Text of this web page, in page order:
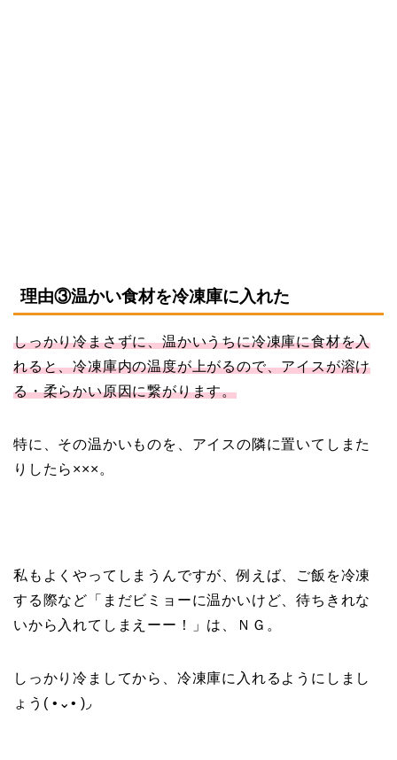
理由③温かい食材を冷凍庫に入れた
しっかり冷まさずに、温かいうちに冷凍庫に食材を入
れると、冷凍庫内の温度が上がるので、アイスが溶け
る・柔らかい原因に繋がります。
特に、その温かいものを、アイスの隣に置いてしまた
りしたら×××。
私もよくやってしまうんですが、例えば、ご飯を冷凍
する際など「まだビミョーに温かいけど、待ちきれな
いから入れてしまえーー！」は、ＮＧ。
しっかり冷ましてから、冷凍庫に入れるようにしまし
ょう( •⌄• )◞